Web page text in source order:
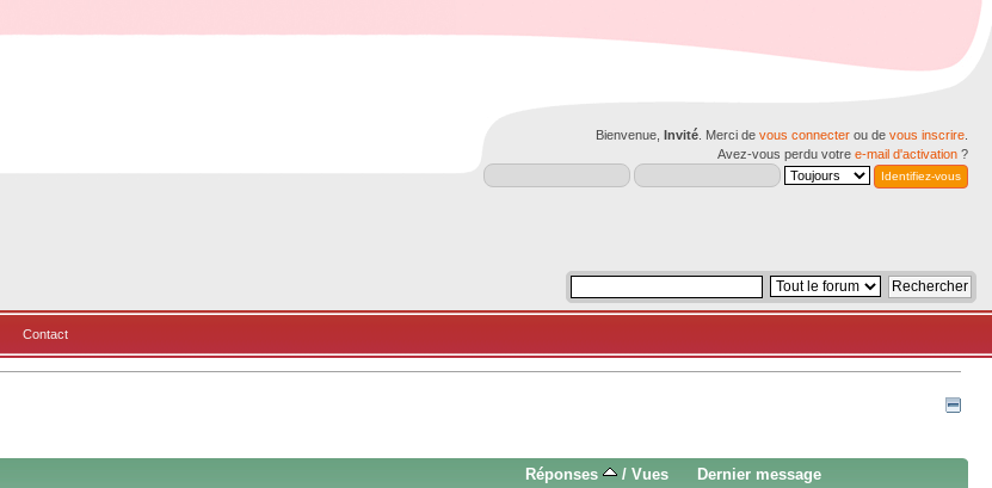
Bienvenue, Invité . Merci de vous connecter ou de vous inscrire
Avez-vous perdu votre e-mail d'activation ?
Contact
Réponses / Vues Dernier message